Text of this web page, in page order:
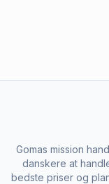
Gomas mission
danskere at
bedste priser og